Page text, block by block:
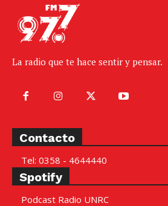
La radio que te hace sentir y pensar.
Contacto
Tel: 0358 - 4644440
Spotify
Podcast Radio UNRC